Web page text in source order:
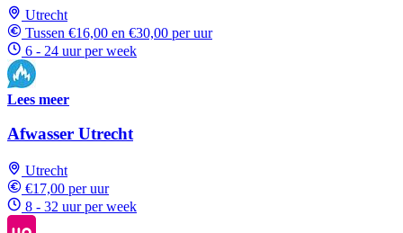
Utrecht
Tussen €16,00 en €30,00 per uur
6 - 24 uur per week
Lees meer
Afwasser Utrecht
Utrecht
€17,00 per uur
8 - 32 uur per week